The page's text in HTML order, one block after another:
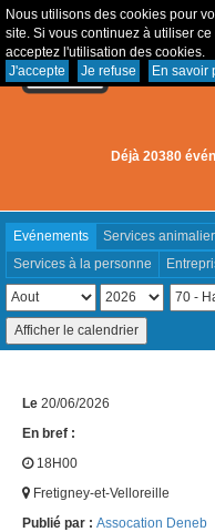
Nous utilisons des cookies pour
site. Si vous continuez à utiliser
acceptez l'utilisation des cookies.
J'accepte
Je refuse En savoir
Déjà 20380
Evénements Services
Services à la personne
Le 20/06/2026
En bref :
18H00
Fretigney-et-Velloreille
Publié par : Assocation Deneb